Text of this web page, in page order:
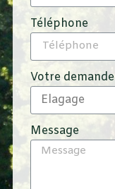
Téléphone
Votre demande
Message